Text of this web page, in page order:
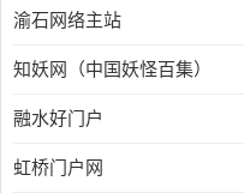
渝石网络主站
知妖网（中国妖怪百集）
融水好门户
虹桥门户网